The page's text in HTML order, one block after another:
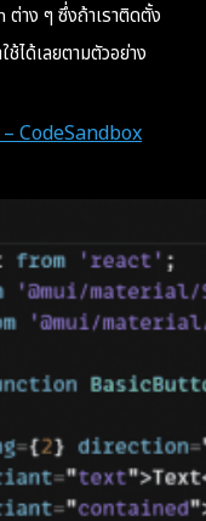
ต่าง ๆ ซึ่งถ้าเราติดตั้ง
ได้เลยตามตัวอย่าง
CodeSandbox